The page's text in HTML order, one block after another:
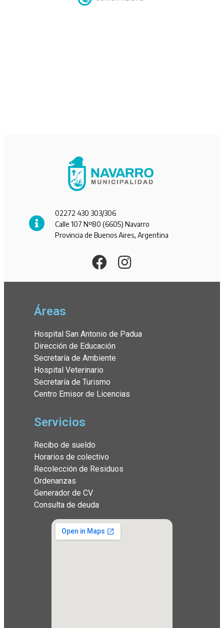
02272 430 303/306
Calle 107 Nº80 (6605) Navarro
Provincia de Buenos Aires, Argentina
Áreas
Hospital San Antonio de Padua
Dirección de Educación
Secretaría de Ambiente
Hospital Veterinario
Secretaría de Turismo
Centro Emisor de Licencias
Servicios
Recibo de sueldo
Horarios de colectivo
Recolección de Residuos
Ordenanzas
Generador de CV
Consulta de deuda